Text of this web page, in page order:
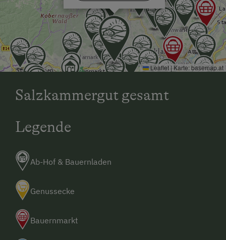
Leaflet | Karte:basemap.at
Salzkammergut gesamt
Legende
Ab-Hof & Bauernladen
Genussecke
Bauernmarkt